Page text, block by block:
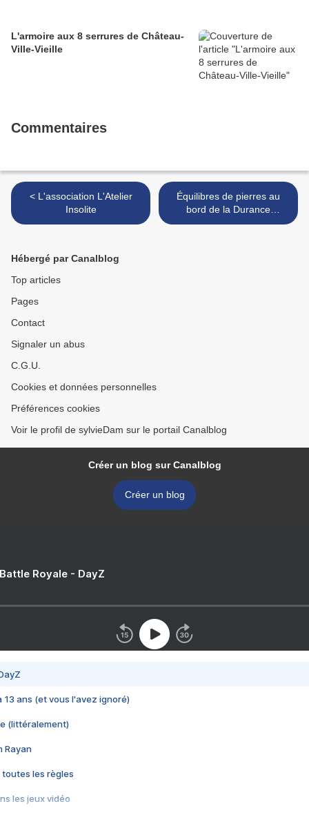
L'armoire aux 8 serrures de Château-
Ville-Vieille
Commentaires
< L'association L'Atelier
Insolite
Équilibres de pierres au
bord de la Durance
(Briançon) >
Hébergé par Canalblog
Top articles
Pages
Contact
Signaler un abus
C.G.U.
Cookies et données personnelles
Préférences cookies
Voir le profil de sylvieDam sur le portail Canalblog
Créer un blog sur Canalblog
Créer un blog
Royale - DayZ
13 ans (et vous l'avez ignoré)
(littéralement)
Rayan
toutes les règles
les jeux vidéo